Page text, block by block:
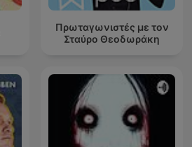
Πρωταγωνιστές με τον
Σταύρο Θεοδωράκη